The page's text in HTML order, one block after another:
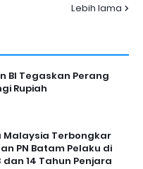
Lebih lama
BI Tegaskan Perang
Rupiah
Terbongkar
PN Batam Pelaku di
dan 14 Tahun Penjara